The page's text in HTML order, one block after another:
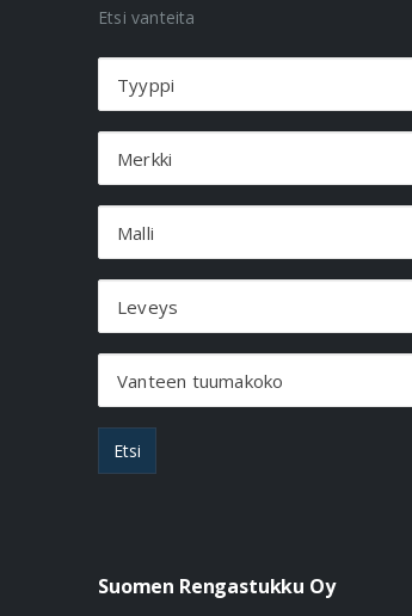
Etsi vanteita
Tyyppi
Merkki
Malli
Leveys
Vanteen tuumakoko
Etsi
Suomen Rengastukku Oy